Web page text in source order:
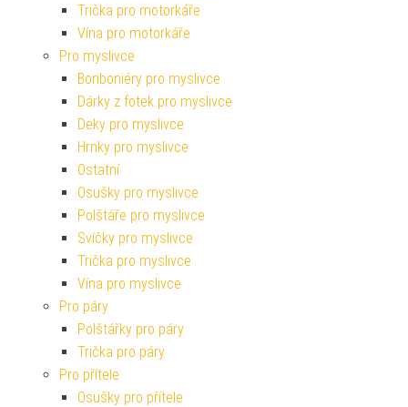
Trička pro motorkáře
Vína pro motorkáře
Pro myslivce
Bonboniéry pro myslivce
Dárky z fotek pro myslivce
Deky pro myslivce
Hrnky pro myslivce
Ostatní
Osušky pro myslivce
Polštáře pro myslivce
Svíčky pro myslivce
Trička pro myslivce
Vína pro myslivce
Pro páry
Polštářky pro páry
Trička pro páry
Pro přítele
Osušky pro přítele